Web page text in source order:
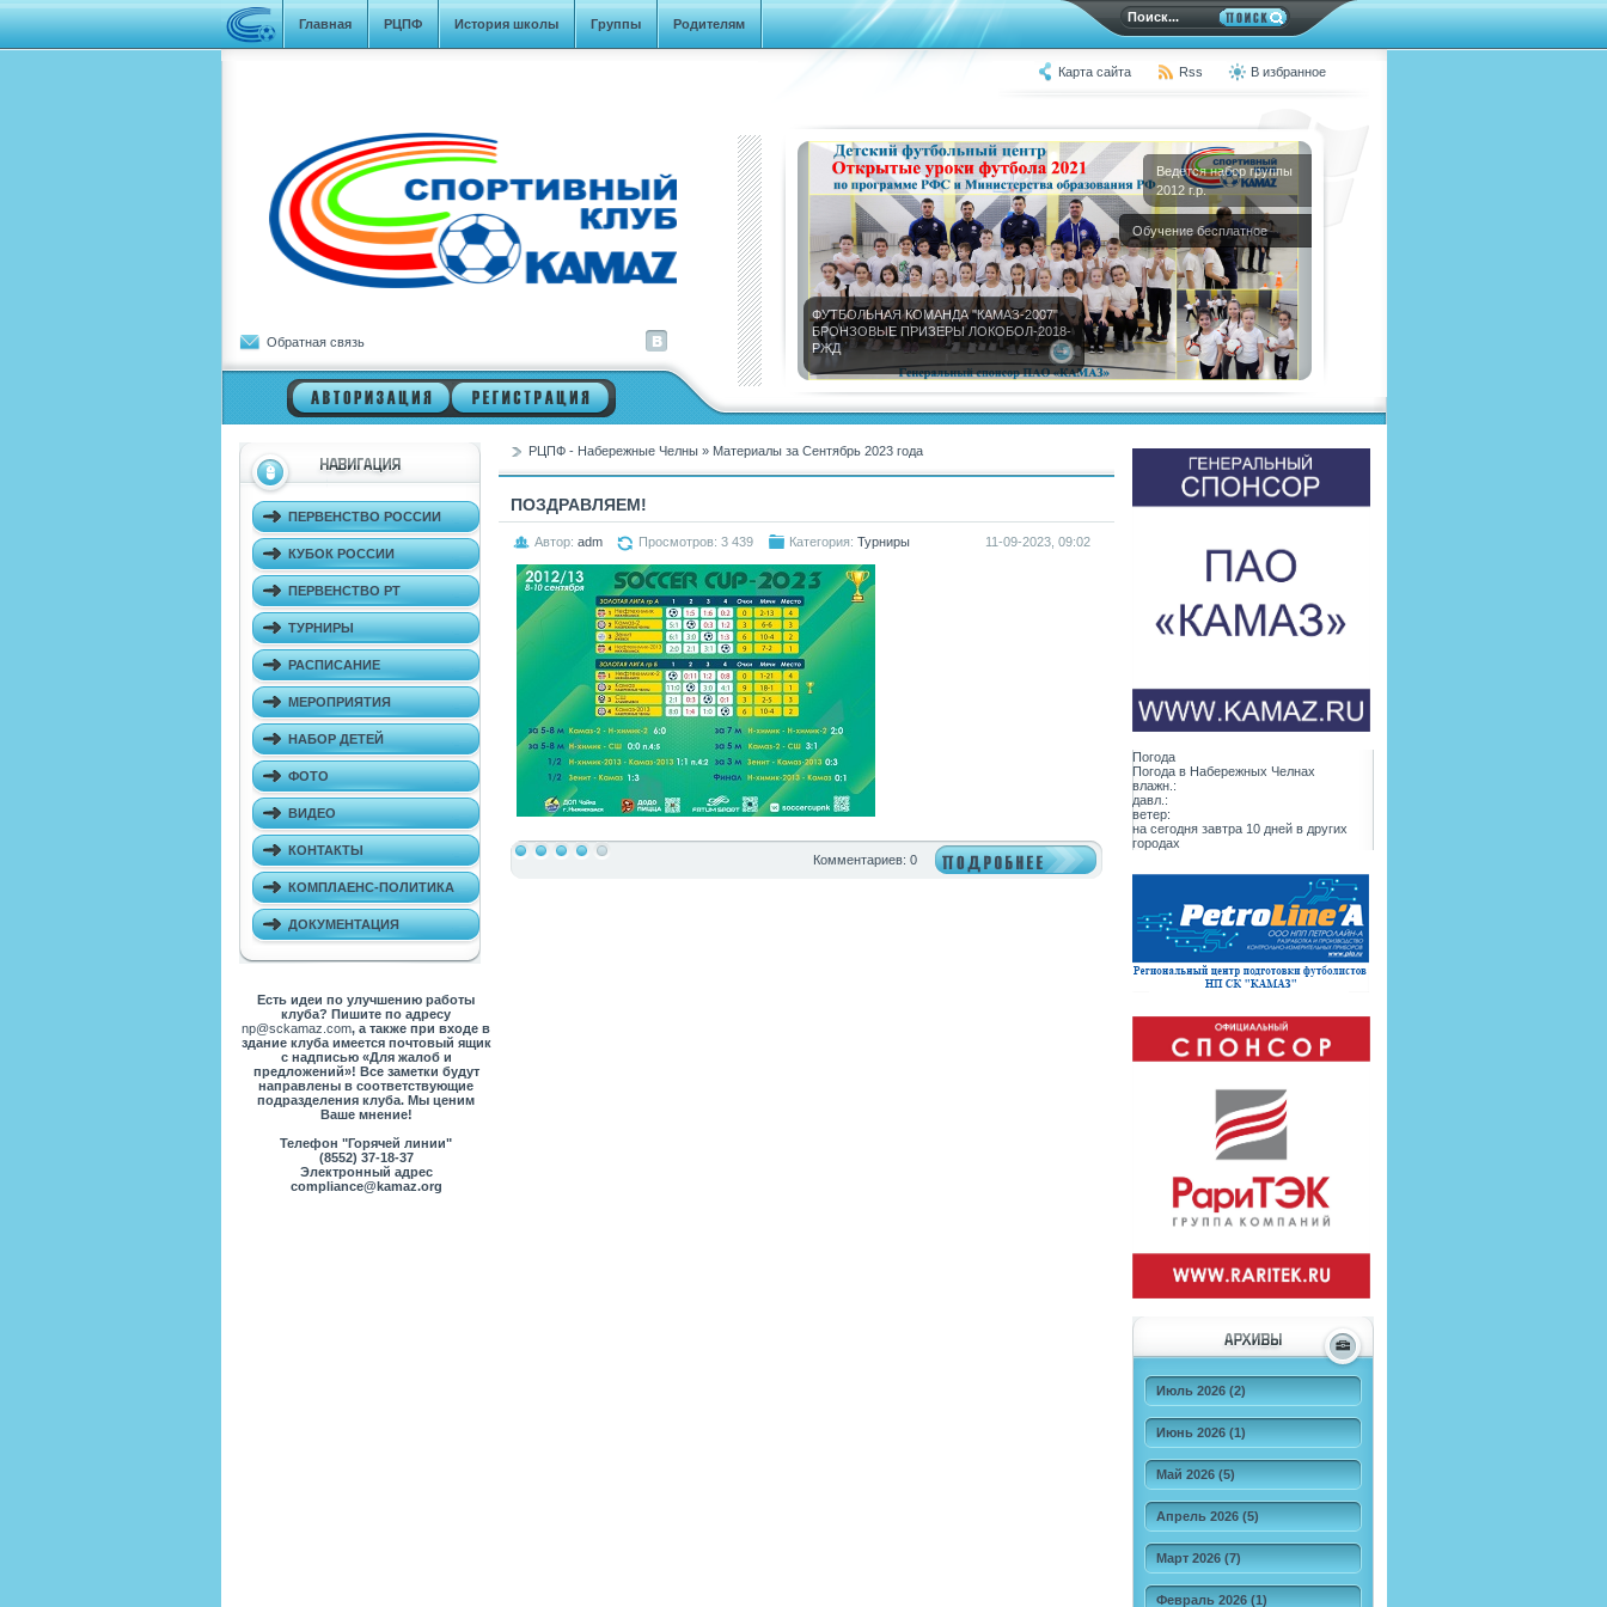
Главная РЦПФ История школы Группы Родителям
Карта сайта Rss В избранное
Ведется набор группы
2012 г.р.
Обучение бесплатное
ФУТБОЛЬНАЯ КОМАНДА "КАМАЗ-2007"
БРОНЗОВЫЕ ПРИЗЕРЫ ЛОКОБОЛ-2018-
РЖД
Обратная связь
ПЕРВЕНСТВО РОССИИ
КУБОК РОССИИ
ПЕРВЕНСТВО РТ
ТУРНИРЫ
РАСПИСАНИЕ
МЕРОПРИЯТИЯ
НАБОР ДЕТЕЙ
ФОТО
ВИДЕО
КОНТАКТЫ
КОМПЛАЕНС-ПОЛИТИКА
ДОКУМЕНТАЦИЯ
Есть идеи по улучшению работы
клуба? Пишите по адресу
np@sckamaz.com, а также при входе в
здание клуба имеется почтовый ящик
с надписью «Для жалоб и
предложений»! Все заметки будут
направлены в соответствующие
подразделения клуба. Мы ценим
Ваше мнение!
Телефон "Горячей линии"
(8552) 37-18-37
Электронный адрес
compliance@kamaz.org
РЦПФ - Набережные Челны» Материалы за Сентябрь 2023 года
ПОЗДРАВЛЯЕМ!
Автор: adm Просмотров: 3 439 Категория: Турниры 11-09-2023, 09:02
Комментариев: 0
Погода
Погода в Набережных Челнах
влажн.:
давл.:
ветер:
на сегодня завтра 10 дней в других
городах
Июль 2026 (2)
Июнь 2026 (1)
Май 2026 (5)
Апрель 2026 (5)
Март 2026 (7)
Февраль 2026 (1)